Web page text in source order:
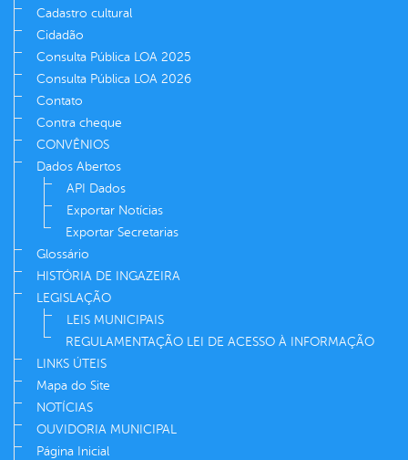
Cadastro cultural
Cidadão
Consulta Pública LOA 2025
Consulta Pública LOA 2026
Contato
Contra cheque
CONVÊNIOS
Dados Abertos
API Dados
Exportar Notícias
Exportar Secretarias
Glossário
HISTÓRIA DE INGAZEIRA
LEGISLAÇÃO
LEIS MUNICIPAIS
REGULAMENTAÇÃO LEI DE ACESSO À INFORMAÇÃO
LINKS ÚTEIS
Mapa do Site
NOTÍCIAS
OUVIDORIA MUNICIPAL
Página Inicial